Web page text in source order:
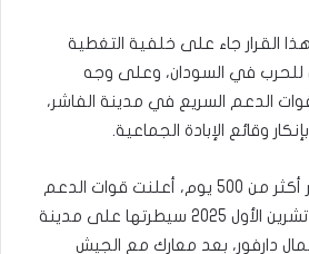
القرار جاء على خلفية التغطية
للحرب في السودان، وعلى وجه
الدعم السريع في مدينة الفاشر،
وقائع الإبادة الجماعية.
وبعد حصار خانق استمر أكثر من 500 يوم، أعلنت قوات الدعم
السريع في 26 أكتوبر/تشرين الأول 2025 سيطرتها على مدينة
دارفور، بعد معارك مع الجيش